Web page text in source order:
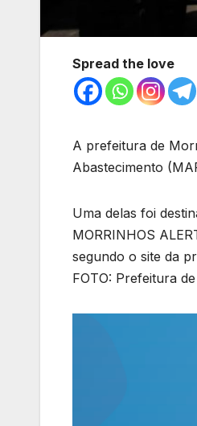
Spread the love
A prefeitura de
Abastecimento
Uma delas foi
MORRINHOS
segundo o site da
FOTO: Prefeitura